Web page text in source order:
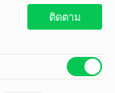
ติดตาม